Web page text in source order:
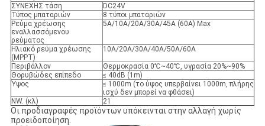
ΣΥΝΕΧΗΣ τάση
DC24V
Τύπος μπαταριών
8 τύποι μπαταριών
Ρεύμα χρέωσης
εναλλασσόμενου
ρεύματος
5A/10A/20A/30A/45A (60A) Max
Ηλιακό ρεύμα χρέωσης
(MPPT)
10A/20A/30A/40A/50A/60A
Περιβάλλον
Θερμοκρασία 0℃~40℃, υγρασία 20%~90%
Θορυβώδες επίπεδο
≤ 40dB (1m)
Ύψος
≤ 1000m (το ύψος υπερβαίνει 1000m, πλήρης
ισχύ δεν μπορεί να φθάσει)
NW. (κλ)
21
Οι προδιαγραφές προϊόντων υπόκεινται στην αλλαγή χωρίς
προειδοποίηση.